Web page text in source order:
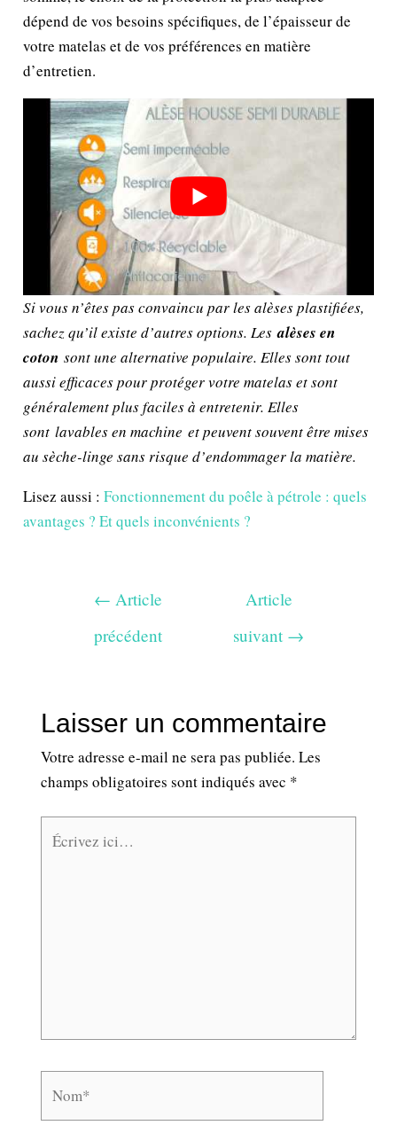
dépend de vos besoins spécifiques, de l’épaisseur de
votre matelas et de vos préférences en matière
d’entretien.
Si vous n’êtes pas convaincu par les alèses plastifiées,
sachez qu’il existe d’autres options. Les alèses en
cotonsont une alternative populaire. Elles sont tout
aussi efficaces pour protéger votre matelas et sont
généralement plus faciles à entretenir. Elles
sont lavables en machine et peuvent souvent être mises
au sèche-linge sans risque d’endommager la matière.
Lisez aussi :Fonctionnement du poêle à pétrole : quels
avantages ? Et quels inconvénients ?
← Article
précédent
Article
suivant →
Laisser un commentaire
Votre adresse e-mail ne sera pas publiée. Les
champs obligatoires sont indiqués avec *
ici…